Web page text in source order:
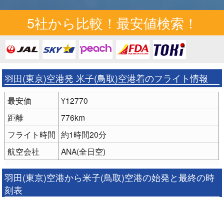
5社から比較！最安値検索！
羽田(東京)空港発 米子(鳥取)空港着のフライト情報
最安価
¥12770
距離
776km
フライト時間 約1時間20分
航空会社
ANA(全日空)
羽田(東京)空港から米子(鳥取)空港の始発と最終の時
刻表